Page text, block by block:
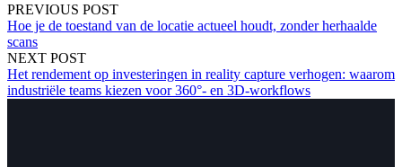
PREVIOUS POST
Hoe je de toestand van de locatie actueel houdt, zonder herhaalde
scans
NEXT POST
Het rendement op investeringen in reality capture verhogen: waarom
industriële teams kiezen voor 360°- en 3D-workflows